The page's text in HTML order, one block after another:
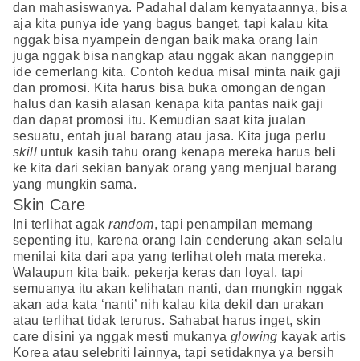
dan mahasiswanya. Padahal dalam kenyataannya, bisa
aja kita punya ide yang bagus banget, tapi kalau kita
nggak bisa nyampein dengan baik maka orang lain
juga nggak bisa nangkap atau nggak akan nanggepin
ide cemerlang kita. Contoh kedua misal minta naik gaji
dan promosi. Kita harus bisa buka omongan dengan
halus dan kasih alasan kenapa kita pantas naik gaji
dan dapat promosi itu. Kemudian saat kita jualan
sesuatu, entah jual barang atau jasa. Kita juga perlu
skill untuk kasih tahu orang kenapa mereka harus beli
ke kita dari sekian banyak orang yang menjual barang
yang mungkin sama.
Skin Care
Ini terlihat agakrandom, tapi penampilan memang
sepenting itu, karena orang lain cenderung akan selalu
menilai kita dari apa yang terlihat oleh mata mereka.
Walaupun kita baik, pekerja keras dan loyal, tapi
semuanya itu akan kelihatan nanti, dan mungkin nggak
akan ada kata ‘nanti’ nih kalau kita dekil dan urakan
atau terlihat tidak terurus. Sahabat harus inget, skin
care disini ya nggak mesti mukanya glowing kayak artis
Korea atau selebriti lainnya, tapi setidaknya ya bersih